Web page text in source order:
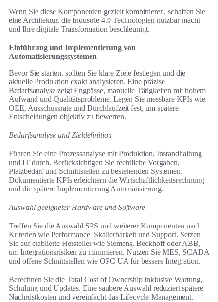
Wenn Sie diese Komponenten gezielt kombinieren, schaffen Sie
eine Architektur, die Industrie 4.0 Technologien nutzbar macht
und Ihre digitale Transformation beschleunigt.
Einführung und Implementierung von
Automatisierungssystemen
Bevor Sie starten, sollten Sie klare Ziele festlegen und die
aktuelle Produktion exakt analysieren. Eine präzise
Bedarfsanalyse zeigt Engpässe, manuelle Tätigkeiten mit hohem
Aufwand und Qualitätsprobleme. Legen Sie messbare KPIs wie
OEE, Ausschussrate und Durchlaufzeit fest, um spätere
Entscheidungen objektiv zu bewerten.
Bedarfsanalyse und Zieldefinition
Führen Sie eine Prozessanalyse mit Produktion, Instandhaltung
und IT durch. Berücksichtigen Sie rechtliche Vorgaben,
Platzbedarf und Schnittstellen zu bestehenden Systemen.
Dokumentierte KPIs erleichtern die Wirtschaftlichkeitsrechnung
und die spätere Implementierung Automatisierung.
Auswahl geeigneter Hardware und Software
Treffen Sie die Auswahl SPS und weiterer Komponenten nach
Kriterien wie Performance, Skalierbarkeit und Support. Setzen
Sie auf etablierte Hersteller wie Siemens, Beckhoff oder ABB,
um Integrationsrisiken zu minimieren. Nutzen Sie MES, SCADA
und offene Schnittstellen wie OPC UA für bessere Integration.
Berechnen Sie die Total Cost of Ownership inklusive Wartung,
Schulung und Updates. Eine saubere Auswahl reduziert spätere
Nachrüstkosten und vereinfacht das Lifecycle-Management.